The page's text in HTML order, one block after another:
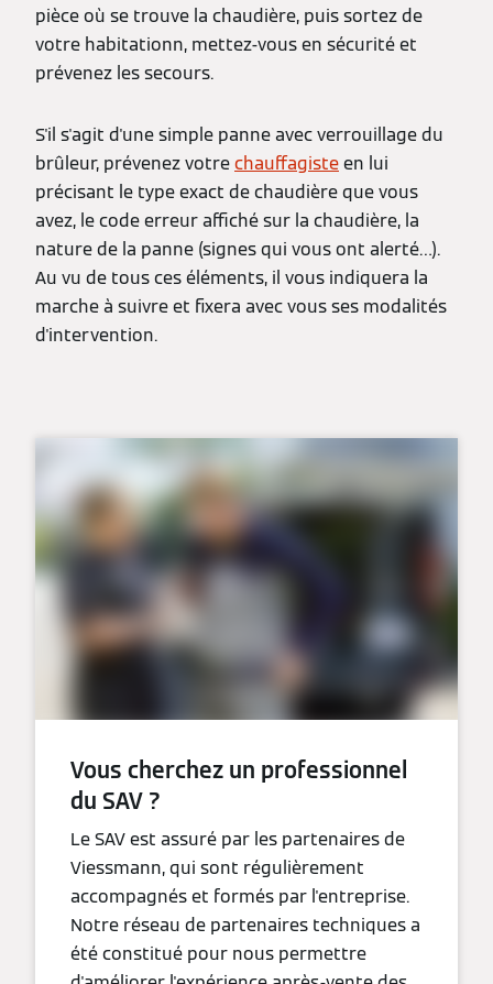
pièce où se trouve la chaudière, puis sortez de
votre habitationn, mettez-vous en sécurité et
prévenez les secours.
S'il s'agit d'une simple panne avec verrouillage du
brûleur, prévenez votrechauffagisteen lui
précisant le type exact de chaudière que vous
avez, le code erreur affiché sur la chaudière, la
nature de la panne (signes qui vous ont alerté…).
Au vu de tous ces éléments, il vous indiquera la
marche à suivre et fixera avec vous ses modalités
d'intervention.
Vous cherchez un professionnel
du SAV ?
Le SAV est assuré par les partenaires de
Viessmann, qui sont régulièrement
accompagnés et formés par l'entreprise.
Notre réseau de partenaires techniques a
été constitué pour nous permettre